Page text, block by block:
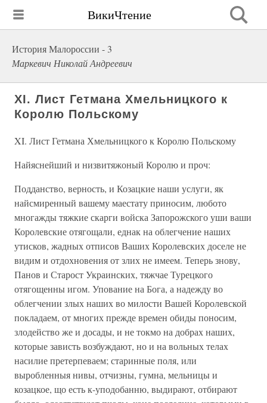
ВикиЧтение
История Малороссии - 3
Маркевич Николай Андреевич
XI. Лист Гетмана Хмельницкого к
Королю Польскому
XI. Лист Гетмана Хмельницкого к Королю Польскому
Найяснейший и низвитяжоный Королю и проч:
Подданство, верность, и Козацкие наши услуги, як
найсмиренный вашему маестату приносим, любото
многажды тяжкие скарги войска Запорожского уши ваши
Королевские отягощали, еднак на облегчение наших
утисков, жадных отписов Ваших Королевских доселе не
видим и отдохновения от злих не имеем. Теперь знову,
Панов и Старост Украинских, тяжчае Турецкого
отягощенны игом. Упование на Бога, а надежду во
облегчении злых наших во милости Вашей Королевской
покладаем, от многих прежде времен обиды поносим,
злодейство же и досады, и не токмо на добрах наших,
которые зависть возбуждают, но и на вольных телах
насилие претерпеваем; старинные поля, или
выробленныя нивы, отчизны, гумна, мельницы и
козацкое, що есть к-уподобанню, выдирают, отбирают